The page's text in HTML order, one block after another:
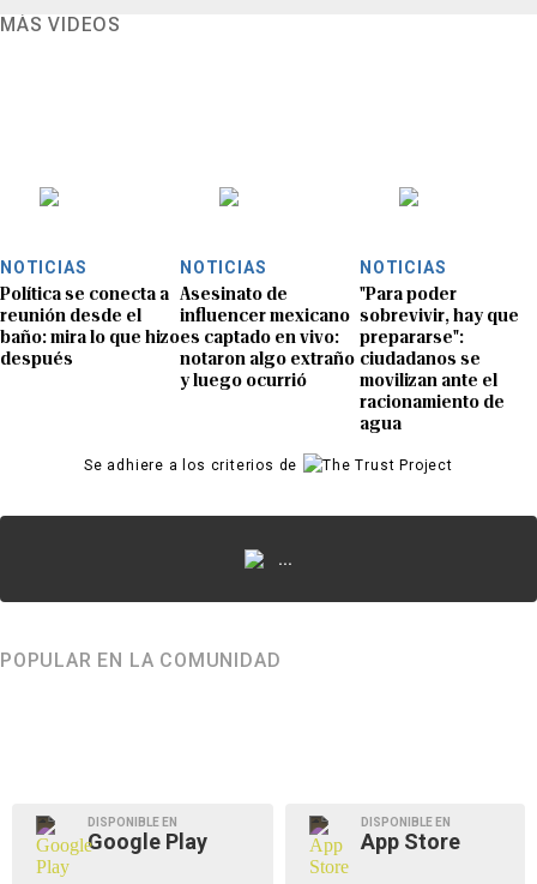
MÁS VIDEOS
NOTICIAS
Política se conecta a
reunión desde el
baño: mira lo que hizo
después
NOTICIAS
Asesinato de
influencer mexicano
es captado en vivo:
notaron algo extraño
y luego ocurrió
NOTICIAS
"Para poder
sobrevivir, hay que
prepararse":
ciudadanos se
movilizan ante el
racionamiento de
agua
Se adhiere a los criterios de
...
POPULAR EN LA COMUNIDAD
DISPONIBLE EN
Google Play
DISPONIBLE EN
App Store